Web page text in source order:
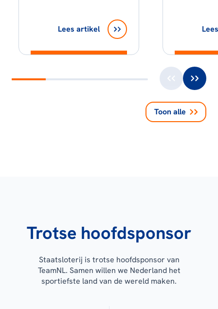
Lees artikel
Toon alle
Trotse hoofdsponsor
Staatsloterij is trotse hoofdsponsor van
TeamNL. Samen willen we Nederland het
sportiefste land van de wereld maken.